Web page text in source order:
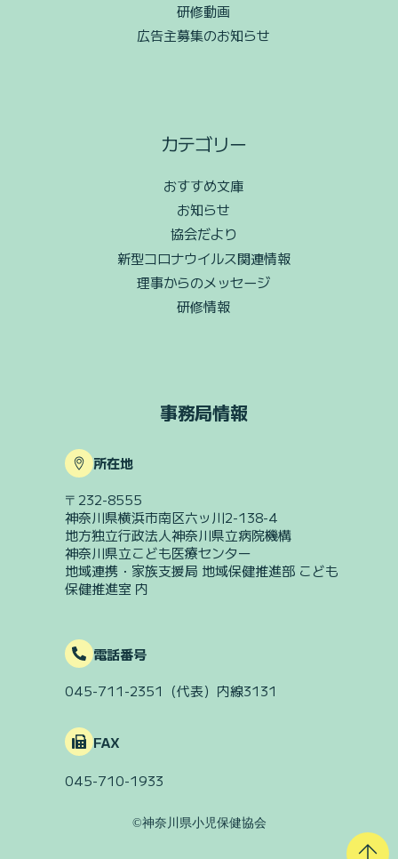
研修動画
広告主募集のお知らせ
カテゴリー
おすすめ文庫
お知らせ
協会だより
新型コロナウイルス関連情報
理事からのメッセージ
研修情報
事務局情報
所在地
〒232-8555
神奈川県横浜市南区六ッ川2-138-4
地方独立行政法人神奈川県立病院機構
神奈川県立こども医療センター
地域連携・家族支援局 地域保健推進部 こども
保健推進室 内
電話番号
045-711-2351 （代表） 内線3131
FAX
045-710-1933
©️神奈川県小児保健協会